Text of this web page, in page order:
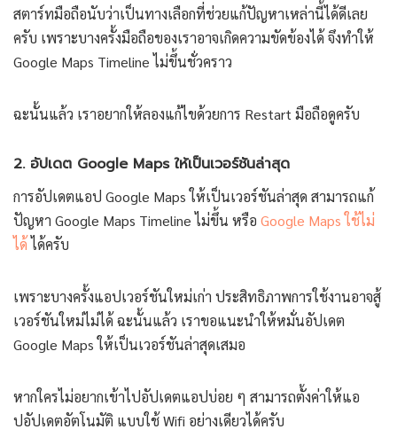
สตาร์ทมือถือนับว่าเป็นทางเลือกที่ช่วยแก้ปัญหาเหล่านี้ได้ดีเลย
ครับ เพราะบางครั้งมือถือของเราอาจเกิดความขัดข้องได้ จึงทำให้
Google Maps Timeline ไม่ขึ้นชั่วคราว
ฉะนั้นแล้ว เราอยากให้ลองแก้ไขด้วยการ Restart มือถือดูครับ
2. อัปเดต Google Maps ให้เป็นเวอร์ชันล่าสุด
การอัปเดตแอป Google Maps ให้เป็นเวอร์ชันล่าสุด สามารถแก้
ปัญหา Google Maps Timeline ไม่ขึ้น หรือ Google Maps ใช้ไม่
ได้ได้ครับ
เพราะบางครั้งแอปเวอร์ชันใหม่เก่า ประสิทธิภาพการใช้งานอาจสู้
เวอร์ชันใหม่ไม่ได้ ฉะนั้นแล้ว เราขอแนะนำให้หมั่นอัปเดต
Google Maps ให้เป็นเวอร์ชันล่าสุดเสมอ
หากใครไม่อยากเข้าไปอัปเดตแอปบ่อย ๆ สามารถตั้งค่าให้แอ
ปอัปเดตอัตโนมัติ แบบใช้ Wifi อย่างเดียวได้ครับ